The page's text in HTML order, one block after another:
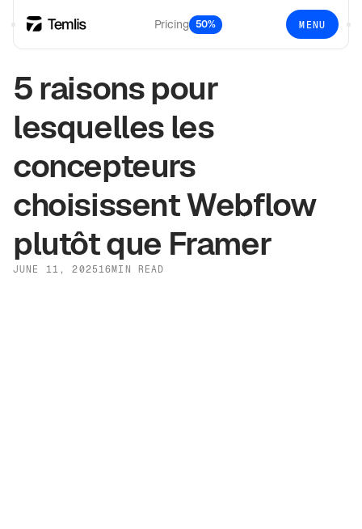
Pricing 50% MENU
5 raisons pour
lesquelles les
concepteurs
choisissent Webflow
plutôt que Framer
JUNE 11, 202516MIN READ